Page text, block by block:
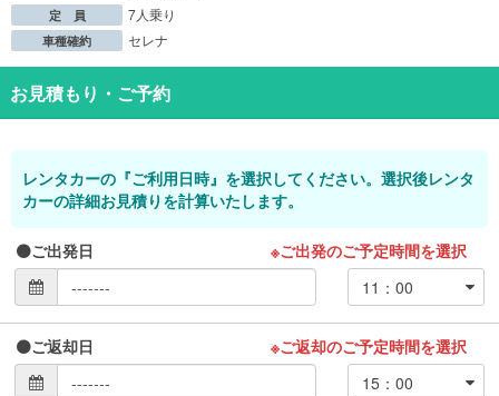
定 員 7人乗り
車種確約 セレナ
お見積もり・ご予約
レンタカーの『ご利用日時』を選択してください。選択後レンタ
カーの詳細お見積りを計算いたします。
ご出発日 ※ご出発のご予定時間を選択
ご返却日 ※ご返却のご予定時間を選択